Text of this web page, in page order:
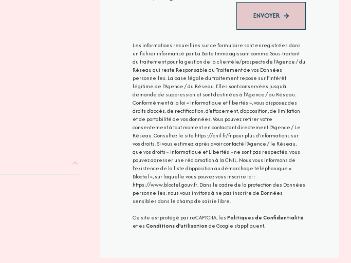
ENVOYER
Les informations recueillies sur ce formulaire sont enregistrées dans
un fichier informatisé par La Boite Immo agissant comme Sous-traitant
du traitement pour la gestion de la clientèle/prospects de l'Agence / du
Réseau qui reste Responsable du Traitement de vos Données
personnelles. La base légale du traitement repose sur l'intérêt
légitime de l'Agence / du Réseau. Elles sont conservées jusqu'à
demande de suppression et sont destinées à l'Agence / au Réseau.
Conformément à la loi « informatique et libertés », vous disposez des
droits d’accès, de rectification, d’effacement, d’opposition, de limitation
et de portabilité de vos données. Vous pouvez retirer votre
consentement à tout moment en contactant directement l’Agence / Le
Réseau. Consultez le site https://cnil.fr/frpour plus d’informations sur
vos droits. Si vous estimez, après avoir contacté l'Agence / le Réseau,
que vos droits « Informatique et Libertés » ne sont pas respectés, vous
pouvez adresser une réclamation à la CNIL. Nous vous informons de
l’existence de la liste d'opposition au démarchage téléphonique «
Bloctel », sur laquelle vous pouvez vous inscrire ici :
https://www.bloctel.gouv.fr. Dans le cadre de la protection des Données
personnelles, nous vous invitons à ne pas inscrire de Données
sensibles dans le champ de saisie libre.
Ce site est protégé par reCAPTCHA, les Politiques de Confidentialité
et es Conditions d'utilisation de Google s'appliquent.